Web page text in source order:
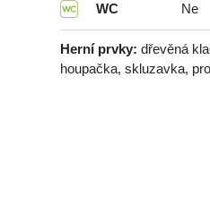
WC
Ne
Herní prvky: dřevěná
houpačka, skluzavka,